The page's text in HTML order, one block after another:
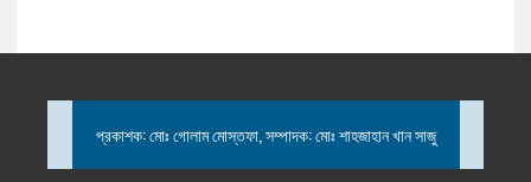
প্রকাশক: মোঃ গোলাম মোস্তফা, সম্পাদক: মোঃ শাহজাহান খান সাজু